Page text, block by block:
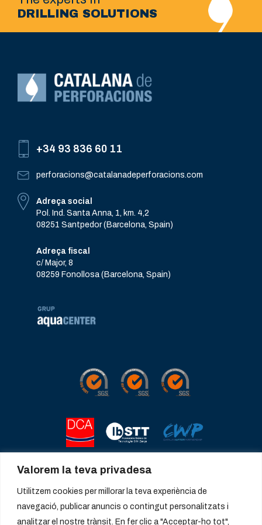
Valorem la teva privadesa
Utilitzem cookies per millorar la teva experiència de
navegació, publicar anuncis o contingut personalitzats i
analitzar el nostre trànsit. En fer clic a "Acceptar-ho tot",
DRILLING SOLUTIONS
+34 93 836 60 11
perforacions@catalanadeperforacions.com
Adreça social
Pol. Ind. Santa Anna, 1, km. 4,2
08251 Santpedor (Barcelona, Spain)
Adreça fiscal
c/ Major, 8
08259 Fonollosa (Barcelona, Spain)